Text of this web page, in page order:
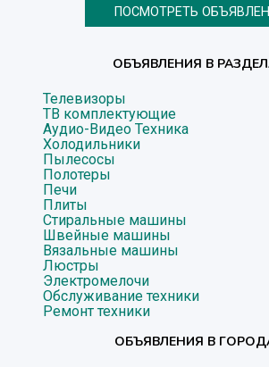
ПОСМОТРЕТЬ
ОБЪЯВЛЕНИЯ В
Телевизоры
ТВ комплектующие
Аудио-Видео Техника
Холодильники
Пылесосы
Полотеры
Печи
Плиты
Стиральные машины
Швейные машины
Вязальные машины
Люстры
Электромелочи
Обслуживание техники
Ремонт техники
ОБЪЯВЛЕНИЯ В